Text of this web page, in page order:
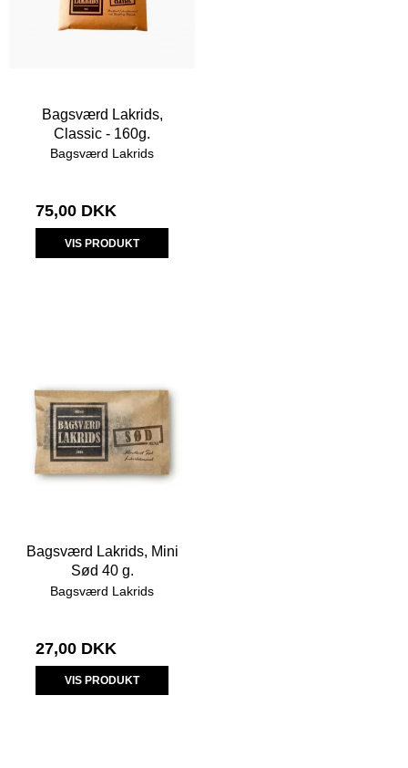
Bagsværd Lakrids,
Classic - 160g.
Bagsværd Lakrids
75,00 DKK
VIS PRODUKT
Bagsværd Lakrids, Mini
Sød 40 g.
Bagsværd Lakrids
27,00 DKK
VIS PRODUKT